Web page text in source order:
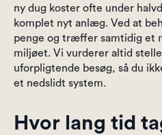
ny dug koster ofte under
komplet nyt anlæg. Ved at
penge og træffer samtidig et
miljøet. Vi vurderer altid
uforpligtende besøg, så du
et nedslidt system.
Hvor lang tid